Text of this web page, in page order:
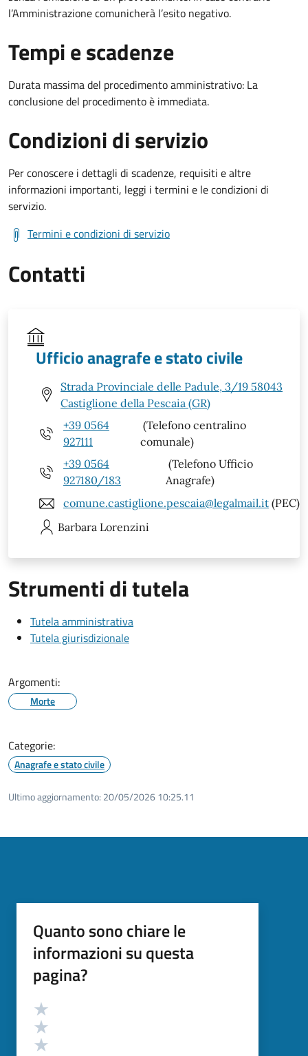
l’Amministrazione comunicherà l’esito negativo.
Tempi e scadenze
Durata massima del procedimento amministrativo: La
conclusione del procedimento è immediata.
Condizioni di servizio
Per conoscere i dettagli di scadenze, requisiti e altre
informazioni importanti, leggi i termini e le condizioni di
servizio.
Termini e condizioni di servizio
Contatti
Ufficio anagrafe e stato civile
Strada Provinciale delle Padule, 3/19 58043
Castiglione della Pescaia (GR)
+39 0564
927111
(Telefono centralino
comunale)
+39 0564
927180/183
(Telefono Ufficio
Anagrafe)
comune.castiglione.pescaia@legalmail.it (PEC)
Barbara Lorenzini
Strumenti di tutela
Tutela amministrativa
Tutela giurisdizionale
Argomenti:
Morte
Categorie:
Anagrafe e stato civile
Ultimo aggiornamento: 20/05/2026 10:25.11
Quanto sono chiare le
informazioni su questa
pagina?
Valutazione